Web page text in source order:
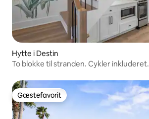
Hytte i Destin
To blokke til stranden. Cykler inkluderet.
Gæstefavorit
Gæstefavorit